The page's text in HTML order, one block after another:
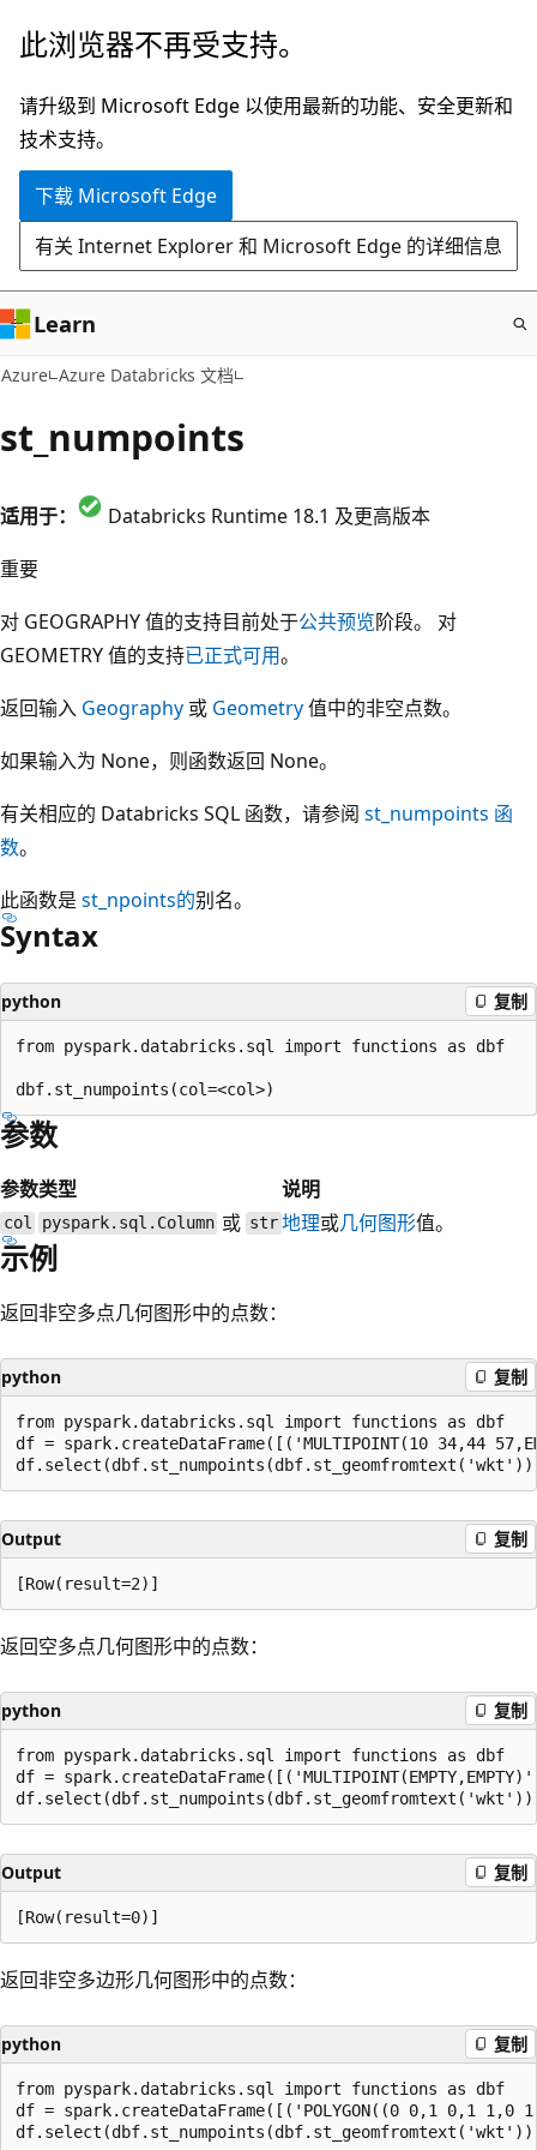
跳
主
要
内
此浏览器不再受支持。
请升级到 Microsoft Edge 以使用最新的功能、安全更新和
技术支持。
下载 Microsoft Edge
有关 Internet Explorer 和 Microsoft Edge 的详细信息
Learn
Azure Azure Databricks 文档
st_numpoints
适用于：
Databricks Runtime 18.1 及更高版本
重要
对 GEOGRAPHY 值的支持目前处于公共预览阶段。 对
GEOMETRY 值的支持已正式可用。
返回输入 Geography 或 Geometry值中的非空点数。
如果输入为 None，则函数返回 None。
有关相应的 Databricks SQL 函数，请参阅 st_numpoints 函
数。
此函数是 st_npoints的别名。
Syntax
python 复制
from pyspark.databricks.sql import functions as dbf
参数
参数类型 说明
col pyspark.sql.Column 或 str地理或几何图形值。
示例
返回非空多点几何图形中的点数：
python 复制
from pyspark.databricks.sql import functions as dbf
df = spark.createDataFrame([('MULTIPOINT(10 34,44
Output 复制
返回空多点几何图形中的点数：
python 复制
from pyspark.databricks.sql import functions as dbf
df =
Output 复制
返回非空多边形几何图形中的点数：
python 复制
from pyspark.databricks.sql import functions as dbf
df = spark.createDataFrame([('POLYGON((0 0,1 0,1